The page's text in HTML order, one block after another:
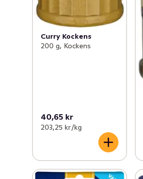
Curry Kockens
200 g, Kockens
40,65 kr
203,25 kr /kg